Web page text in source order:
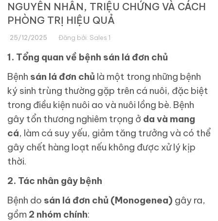
NGUYÊN NHÂN, TRIỆU CHỨNG VÀ CÁCH
PHÒNG TRỊ HIỆU QUẢ
25/12/2025 Đăng bởi: Sales 1
1. Tổng quan về bệnh sán lá đơn chủ
Bệnh sán lá đơn chủ là một trong những bệnh
ký sinh trùng thường gặp trên cá nuôi, đặc biệt
trong điều kiện nuôi ao và nuôi lồng bè. Bệnh
gây tổn thương nghiêm trọng ở da và mang
cá, làm cá suy yếu, giảm tăng trưởng và có thể
gây chết hàng loạt nếu không được xử lý kịp
thời.
2. Tác nhân gây bệnh
Bệnh do sán lá đơn chủ (Monogenea) gây ra,
gồm 2 nhóm chính: